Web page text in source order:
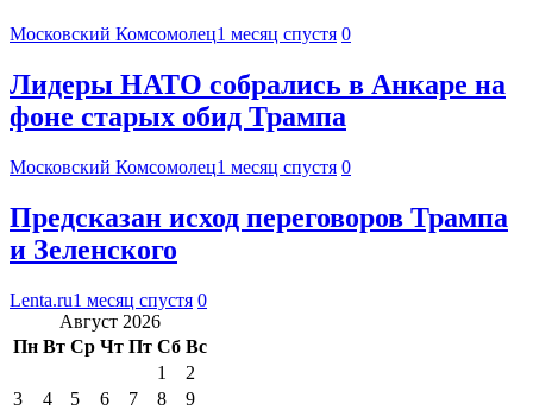
Московский Комсомолец1 месяц спустя 0
Лидеры НАТО собрались в Анкаре на
фоне старых обид Трампа
Московский Комсомолец1 месяц спустя 0
Предсказан исход переговоров Трампа
и Зеленского
Lenta.ru1 месяц спустя 0
Август 2026
Пн Вт Ср Чт Пт Сб Вс
1
2
3
4 5 6 7 8
9